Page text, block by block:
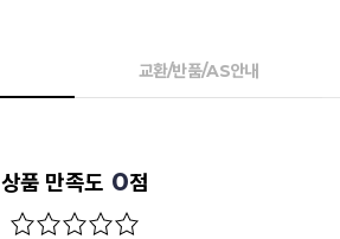
교환/반품/AS안내
상품 만족도 0점